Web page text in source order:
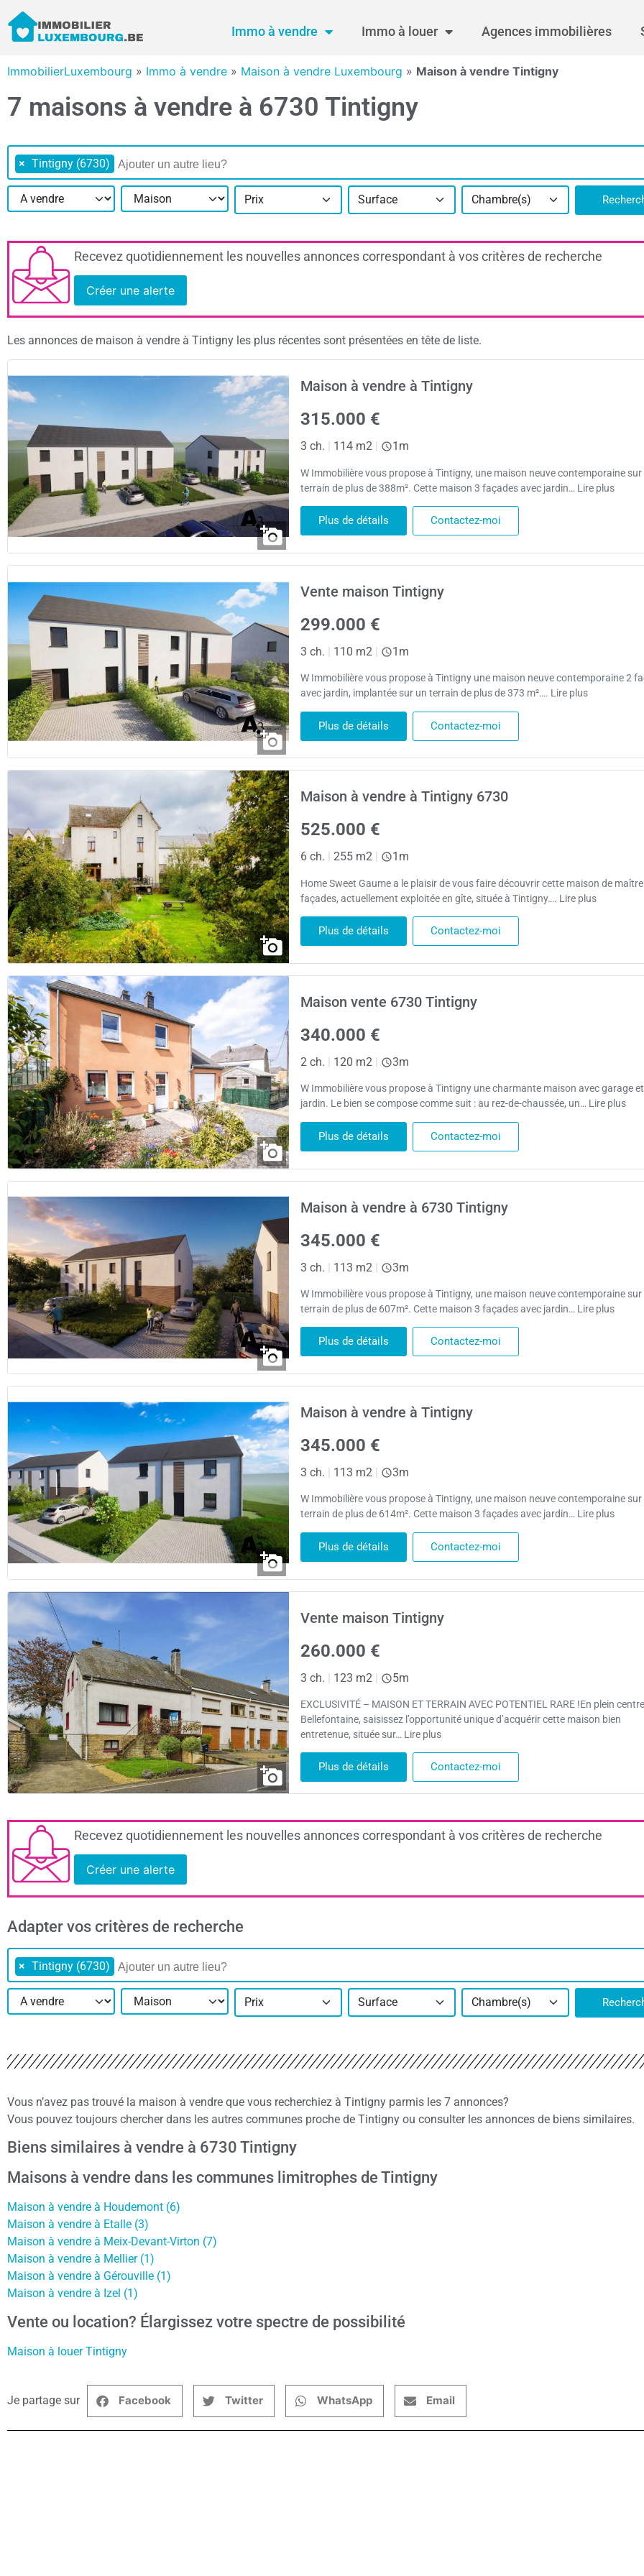
Immo à vendre Immo à louer Agences immobilières
ImmobilierLuxembourg » Immo à vendre » Maison à vendre Luxembourg » Maison à vendre Tintigny
7 maisons à vendre à 6730 Tintigny
× Tintigny (6730)
Prix Surface Chambre(s)
Recevez quotidiennement les nouvelles annonces correspondant à vos critères de recherche
Créer une alerte
Les annonces de maison à vendre à Tintigny les plus récentes sont présentées en tête de liste.
Maison à vendre à Tintigny
315.000 €
3 ch. 114 m2 1m
W Immobilière vous propose à Tintigny, une maison neuve contemporaine sur
terrain de plus de 388m². Cette maison 3 façades avec jardin… Lire plus
Plus de détails Contactez-moi
Vente maison Tintigny
299.000 €
3 ch. | 110 m2 | 1m
W Immobilière vous propose à Tintigny une maison neuve contemporaine 2
avec jardin, implantée sur un terrain de plus de 373 m²…. Lire plus
Plus de détails Contactez-moi
Maison à vendre à Tintigny 6730
525.000 €
6 ch. 255 m2 1m
Home Sweet Gaume a le plaisir de vous faire découvrir cette maison de
façades, actuellement exploitée en gîte, située à Tintigny…. Lire plus
Plus de détails Contactez-moi
Maison vente 6730 Tintigny
340.000 €
2 ch. | 120 m2 | 3m
W Immobilière vous propose à Tintigny une charmante maison avec garage et
jardin. Le bien se compose comme suit : au rez-de-chaussée, un… Lire plus
Plus de détails Contactez-moi
Maison à vendre à 6730 Tintigny
345.000 €
3 ch. | 113 m2 | 3m
W Immobilière vous propose à Tintigny, une maison neuve contemporaine sur
terrain de plus de 607m². Cette maison 3 façades avec jardin… Lire plus
Plus de détails Contactez-moi
Maison à vendre à Tintigny
345.000 €
3 ch. | 113 m2 | 3m
W Immobilière vous propose à Tintigny, une maison neuve contemporaine sur
terrain de plus de 614m². Cette maison 3 façades avec jardin… Lire plus
Plus de détails Contactez-moi
Vente maison Tintigny
260.000 €
3 ch. | 123 m2 | 5m
EXCLUSIVITÉ – MAISON ET TERRAIN AVEC POTENTIEL RARE !En plein
Bellefontaine, saisissez l’opportunité unique d’acquérir cette maison bien
entretenue, située sur… Lire plus
Plus de détails Contactez-moi
Recevez quotidiennement les nouvelles annonces correspondant à vos critères de recherche
Créer une alerte
Adapter vos critères de recherche
× Tintigny (6730)
Prix Surface Chambre(s)
Vous n’avez pas trouvé la maison à vendre que vous recherchiez à Tintigny parmis les 7 annonces?
Vous pouvez toujours chercher dans les autres communes proche de Tintigny ou consulter les annonces de biens similaires.
Biens similaires à vendre à 6730 Tintigny
Maisons à vendre dans les communes limitrophes de Tintigny
Maison à vendre à Houdemont (6)
Maison à vendre à Etalle (3)
Maison à vendre à Meix-Devant-Virton (7)
Maison à vendre à Mellier (1)
Maison à vendre à Gérouville (1)
Maison à vendre à Izel (1)
Vente ou location? Élargissez votre spectre de possibilité
Maison à louer Tintigny
Je partage sur Facebook Twitter WhatsApp Email